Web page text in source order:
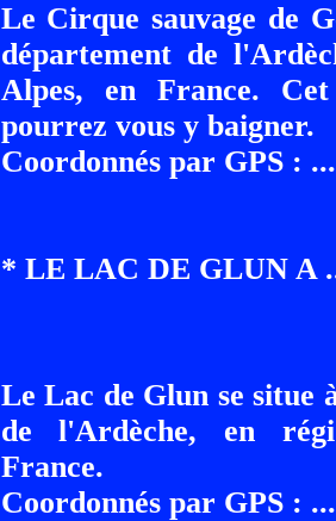
Le Cirque sauvage de
département de
Alpes, en France.
pourrez vous y baigner.
Coordonnés par GPS :
* LE LAC DE GLUN A
Le Lac de Glun se situe
de l'Ardèche, en
France.
Coordonnés par GPS :